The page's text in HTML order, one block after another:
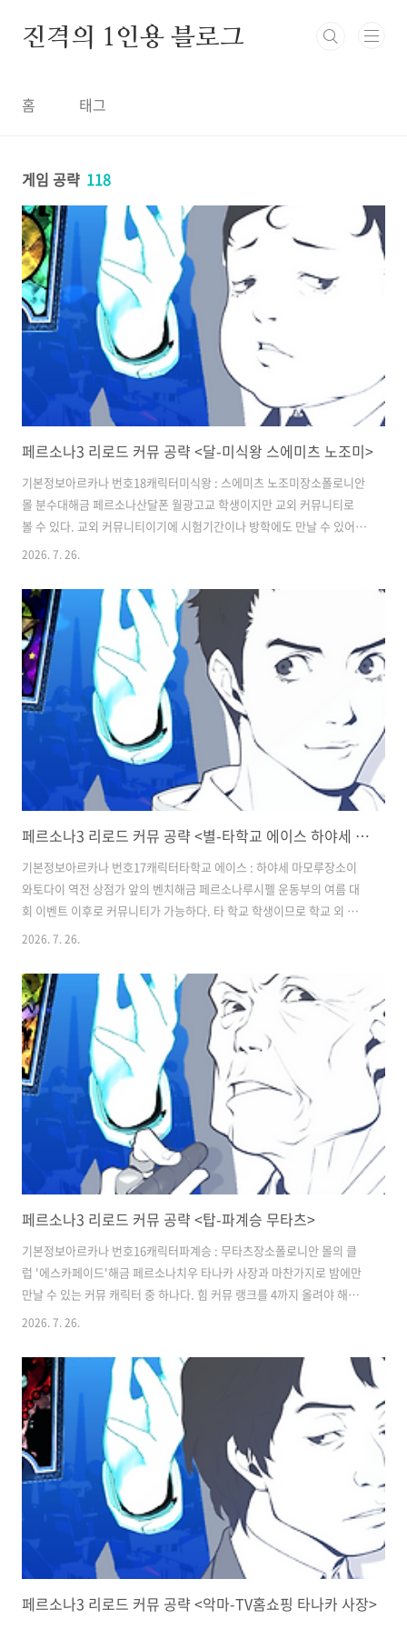
진격의 1인용 블로그
홈 태그
게임 공략 118
페르소나3 리로드 커뮤 공략 <달-미식왕 스에미츠 노조미>
기본정보아르카나 번호18캐릭터미식왕 : 스에미츠 노조미장소폴로니안
몰 분수대해금 페르소나산달폰 월광고교 학생이지만 교외 커뮤니티로
볼 수 있다. 교외 커뮤니티이기에 시험기간이나 방학에도 만날 수 있어
만날 시간은 충분하다. 학교 일정에 거의 영향을 받지 않지만, 랭크 10이
호감도 상승 대화가 없으므로 이 점은 유의하자.랭크업 이벤트※ 선택지
뒤의 기호 표시: (♪ ♪ ♪) / (♪ ♪) / (♪) = 호감도 상승치, (-) = 호감도
상승 없음랭크내용1'마술사' 커뮤니티 랭크 3 이상이 되면 미식왕 정보
입수. 이후 매력 레벨 3 이상인 상태에서 폴로니안 몰 앞 분수대에 있는
미식왕과 대화.그의 퀴즈에 '페로몬 커피', '녹색'..
2026. 7. 26.
페르소나3 리로드 커뮤 공략 <별-타학교 에이스 하야세 마모루>
기본정보아르카나 번호17캐릭터타학교 에이스 : 하야세 마모루장소이
와토다이 역전 상점가 앞의 벤치해금 페르소나루시펠 운동부의 여름 대
회 이벤트 이후로 커뮤니티가 가능하다. 타 학교 학생이므로 학교 외 커
뮤라서 시험 전이나 방학, 휴일에도 만날 수 있어 랭크업에 여유가 있다.
감도 상승치, (-) = 호감도 상승 없음랭크내용18월 3일 이후 용기가 '의지
할 만함' 이상인 상태로 대화1 → 2질문 : 좀 더 명성을 쌓아야 해…답 :
부럽다 (-) / 부담되지 않아? (♪)질문 : 그런데, 너 라이벌은 있어?답 : 하
야세가 라이벌이야 (♪ ♪) / 나 자신이 라이벌이야 (♪ ♪ ♪)2 → 3질문
: 그 녀석들 것도 …사 갈까...
2026. 7. 26.
페르소나3 리로드 커뮤 공략 <탑-파계승 무타츠>
기본정보아르카나 번호16캐릭터파계승 : 무타츠장소폴로니안 몰의 클
럽 '에스카페이드'해금 페르소나치우 타나카 사장과 마찬가지로 밤에만
만날 수 있는 커뮤 캐릭터 중 하나다. 힘 커뮤 랭크를 4까지 올려야 해금
되어 처음 만날 때까지는 약간 시간이 걸릴 수 있지만, 커뮤 진행 자체는
숙사 생활, 링크 에피소드 등)이 겹친다면 그쪽을 우선시하는 것이 좋다.
랭크업 이벤트※ 선택지 뒤의 기호 표시: (♪ ♪ ♪) / (♪ ♪) / (♪) = 호
감도 상승치, (-) = 호감도 상승 없음랭크내용1'힘' 커뮤니티 랭크 4가 되
면 정보 입수. 용기가 '없는 편은 아님'(레벨 2) 이상인 상태에서 폴로니
안 몰 클럽 2층에 있는 무타츠와 대화.아래로 ..
2026. 7. 26.
페르소나3 리로드 커뮤 공략 <악마-TV홈쇼핑 타나카 사장>